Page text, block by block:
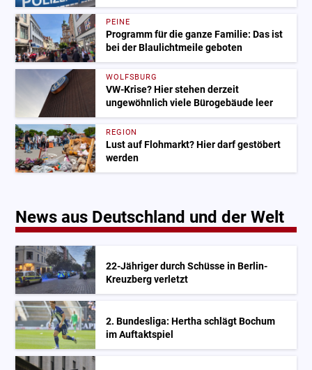
PEINE
Programm für die ganze Familie: Das ist
bei der Blaulichtmeile geboten
WOLFSBURG
VW-Krise? Hier stehen derzeit
ungewöhnlich viele Bürogebäude leer
REGION
Lust auf Flohmarkt? Hier darf gestöbert
werden
News aus Deutschland und der Welt
22-Jähriger durch Schüsse in Berlin-
Kreuzberg verletzt
2. Bundesliga: Hertha schlägt Bochum
im Auftaktspiel